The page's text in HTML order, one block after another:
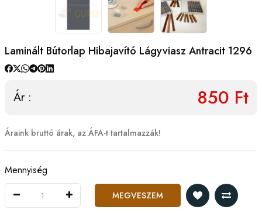
Laminált Bútorlap Hibajavító Lágyviasz Antracit 1296
Ár : 850 Ft
Áraink bruttó árak, az ÁFA-t tartalmazzák!
Mennyiség
MEGVESZEM